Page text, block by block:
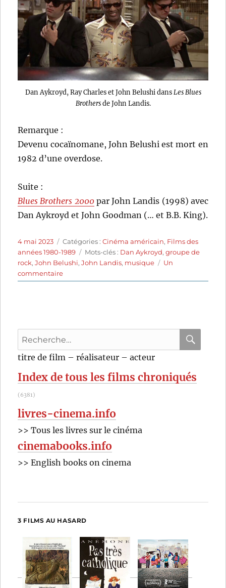
Dan Aykroyd, Ray Charles et John Belushi dans Les Blues
Brothersde John Landis.
Remarque :
Devenu cocaïnomane, John Belushi est mort en
1982 d’une overdose.
Suite :
Blues Brothers 2000par John Landis (1998) avec
Dan Aykroyd et John Goodman (… et B.B. King).
Publié
le
4 mai 2023 Catégories
Catégories :Cinéma américain, Films des
années 1980-1989
Étiquettes
Mots-clés : Dan Aykroyd,groupe de
rock,John Belushi,John Landis, musique
Un
commentairesur
Les
John
Recherche
pour
:
titre de film – réalisateur – acteur
Index de tous les films chroniqués
(6381)
livres-cinema.info
>> Tous les livres sur le cinéma
cinemabooks.info
>> English books on cinema
3 FILMS AU HASARD